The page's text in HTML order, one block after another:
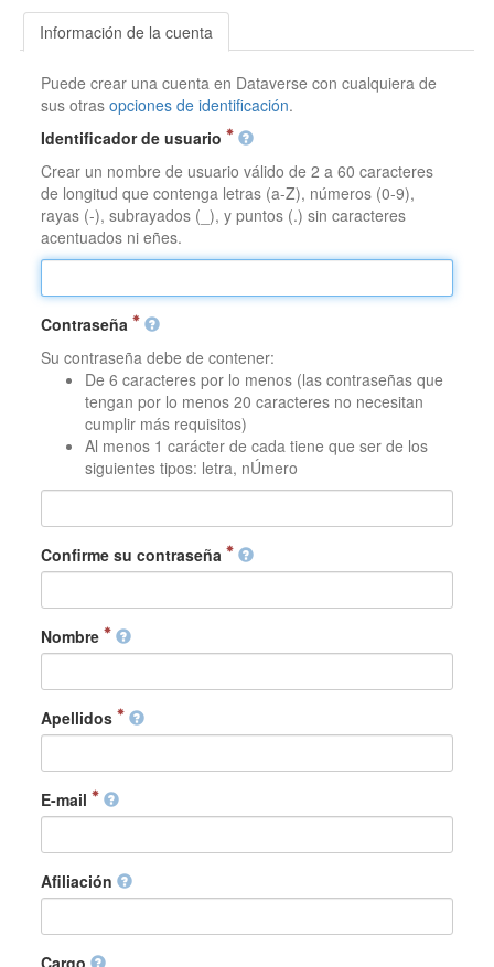
Información de la cuenta
Puede crear una cuenta en Dataverse con cualquiera de
sus otrasopciones de identificación.
Identificador de usuario
Crear un nombre de usuario válido de 2 a 60 caracteres
de longitud que contenga letras (a-Z), números (0-9),
rayas (-), subrayados (_), y puntos (.) sin caracteres
acentuados ni eñes.
Contraseña
Su contraseña debe de contener:
De 6 caracteres por lo menos (las contraseñas que
tengan por lo menos 20 caracteres no necesitan
cumplir más requisitos)
Al menos 1 carácter de cada tiene que ser de los
siguientes tipos: letra, nÚmero
Confirme su contraseña
Nombre
Apellidos
E-mail
Afiliación
Cargo